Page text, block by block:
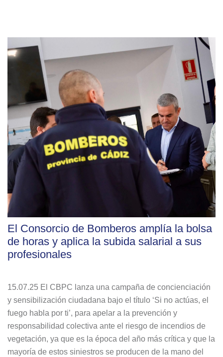
El Consorcio de Bomberos amplía la bolsa
de horas y aplica la subida salarial a sus
profesionales
15.07.25 El CBPC lanza una campaña de concienciación
y sensibilización ciudadana bajo el título ‘Si no actúas, el
fuego habla por ti’, para apelar a la prevención y
responsabilidad colectiva ante el riesgo de incendios de
vegetación, ya que es la época del año más crítica y que la
mayoría de estos siniestros se producen de la mano del